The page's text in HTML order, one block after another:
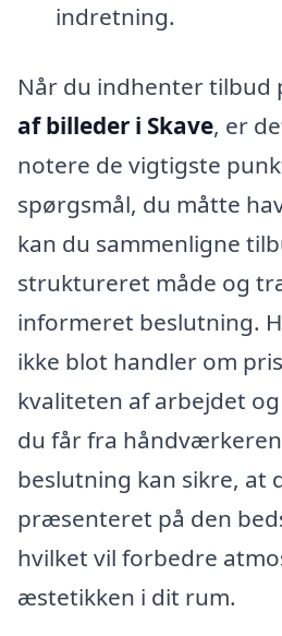
indretning.
Når du indhenter tilbud
af billeder i Skave, er
notere de vigtigste
spørgsmål, du måtte
kan du sammenligne
struktureret måde og
informeret beslutning.
ikke blot handler om
kvaliteten af arbejdet
du får fra
beslutning kan sikre, at
præsenteret på den
hvilket vil forbedre
æstetikken i dit rum.